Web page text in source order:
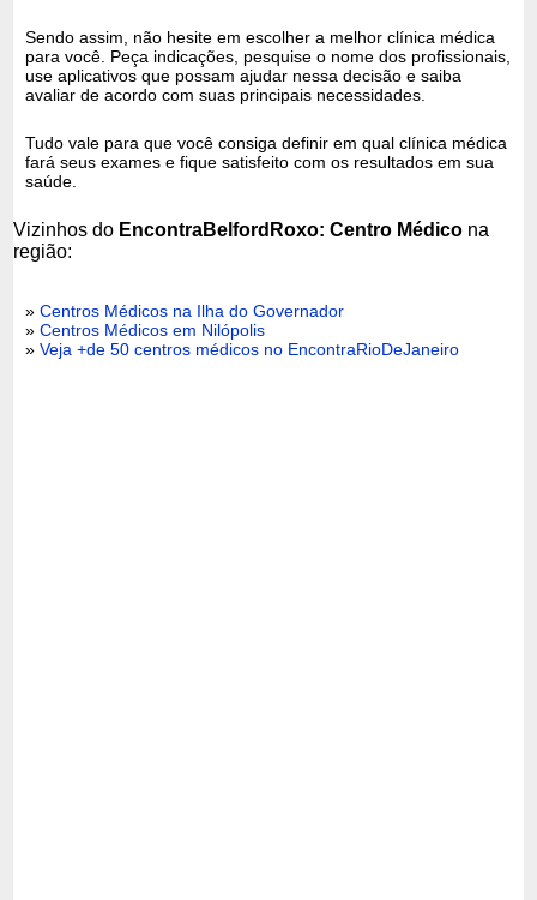
Sendo assim, não hesite em escolher a melhor clínica médica
para você. Peça indicações, pesquise o nome dos profissionais,
use aplicativos que possam ajudar nessa decisão e saiba
avaliar de acordo com suas principais necessidades.
Tudo vale para que você consiga definir em qual clínica médica
fará seus exames e fique satisfeito com os resultados em sua
saúde.
Vizinhos do EncontraBelfordRoxo: Centro Médico na
região:
»Centros Médicos na Ilha do Governador
»Centros Médicos em Nilópolis
»Veja +de 50 centros médicos no EncontraRioDeJaneiro